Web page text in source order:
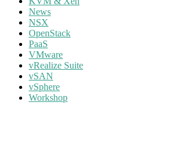
News
NSX
OpenStack
PaaS
VMware
vRealize Suite
vSAN
vSphere
Workshop